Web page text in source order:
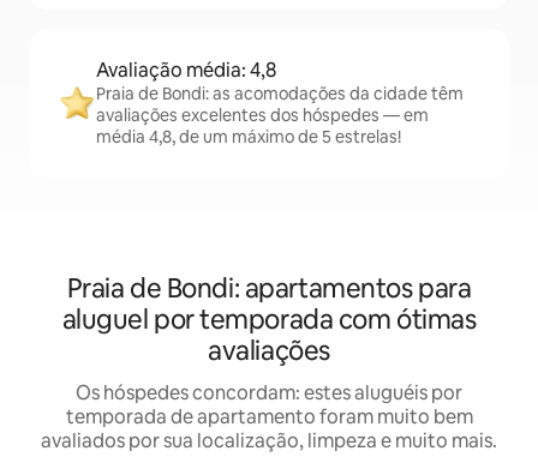
Avaliação média: 4,8
Praia de Bondi: as acomodações da cidade têm
avaliações excelentes dos hóspedes — em
média 4,8, de um máximo de 5 estrelas!
Praia de Bondi: apartamentos para
aluguel por temporada com ótimas
avaliações
Os hóspedes concordam: estes aluguéis por
temporada de apartamento foram muito bem
avaliados por sua localização, limpeza e muito mais.